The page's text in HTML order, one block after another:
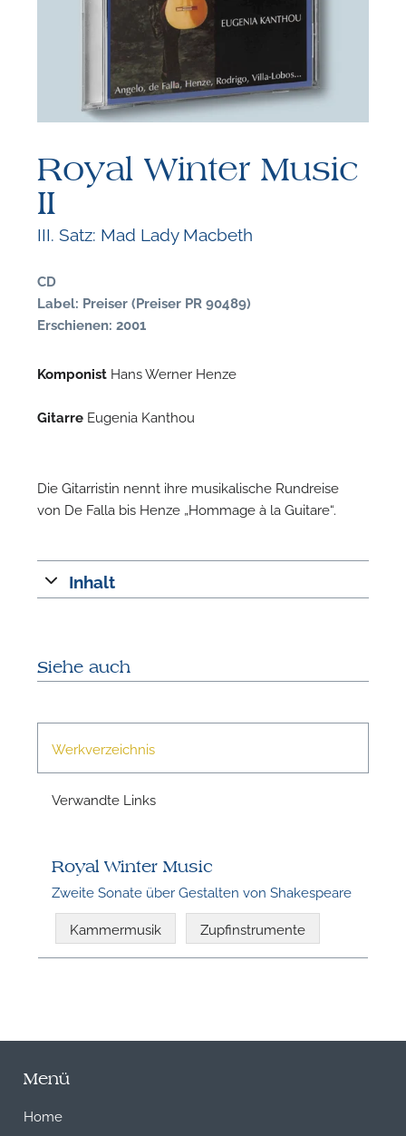
Royal Winter Music
II
III. Satz: Mad Lady Macbeth
CD
Label: Preiser (Preiser PR 90489)
Erschienen: 2001
Komponist Hans Werner Henze
Gitarre Eugenia Kanthou
Die Gitarristin nennt ihre musikalische Rundreise
von De Falla bis Henze „Hommage à la Guitare“.
Inhalt
Siehe auch
Werkverzeichnis
Verwandte Links
Royal Winter Music
Zweite Sonate über Gestalten von Shakespeare
Kammermusik Zupfinstrumente
Menü
Home